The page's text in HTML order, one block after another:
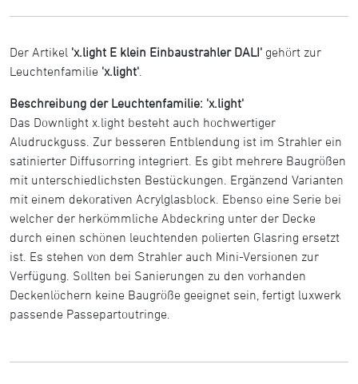
Der Artikel 'x.light E klein Einbaustrahler DALI' gehört zur
Leuchtenfamilie 'x.light'
Beschreibung der Leuchtenfamilie: 'x.light'
Das Downlight x.light besteht auch hochwertiger
Aludruckguss. Zur besseren Entblendung ist im Strahler ein
satinierter Diffusorring integriert. Es gibt mehrere Baugrößen
mit unterschiedlichsten Bestückungen. Ergänzend Varianten
mit einem dekorativen Acrylglasblock. Ebenso eine Serie bei
welcher der herkömmliche Abdeckring unter der Decke
durch einen schönen leuchtenden polierten Glasring ersetzt
ist. Es stehen von dem Strahler auch Mini-Versionen zur
Verfügung. Sollten bei Sanierungen zu den vorhanden
Deckenlöchern keine Baugröße geeignet sein, fertigt luxwerk
passende Passepartoutringe.